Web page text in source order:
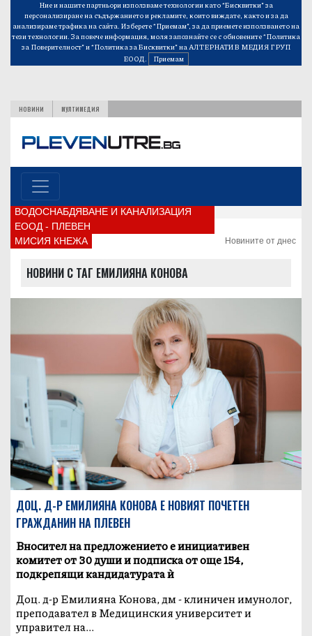
Ние и нашите партньори използваме технологии като “Бисквитки” за
персонализиране на съдържанието и рекламите, които виждате, както и за да
анализираме трафика на сайта. Изберете “Приемам”, за да приемете използването на
тези технологии. За повече информация, моля запознайте се с обновените“Политика
за Поверителност”и“Политика за Бисквитки”на АЛТЕРНАТИВ МЕДИЯ ГРУП
ЕООД.
Приемам
НОВИНИ МУЛТИМЕДИЯ
ВОДОСНАБДЯВАНЕ И КАНАЛИЗАЦИЯ
ЕООД - ПЛЕВЕН
МИСИЯ КНЕЖА
Новините от днес
НОВИНИ С ТАГ ЕМИЛИЯНА КОНОВА
ДОЦ. Д-Р ЕМИЛИЯНА КОНОВА Е НОВИЯТ ПОЧЕТЕН
ГРАЖДАНИН НА ПЛЕВЕН
Вносител на предложението е инициативен
комитет от 30 души и подписка от още 154,
подкрепящи кандидатурата ѝ
Доц. д-р Емилияна Конова, дм - клиничен имунолог,
преподавател в Медицинския университет и
управител на...